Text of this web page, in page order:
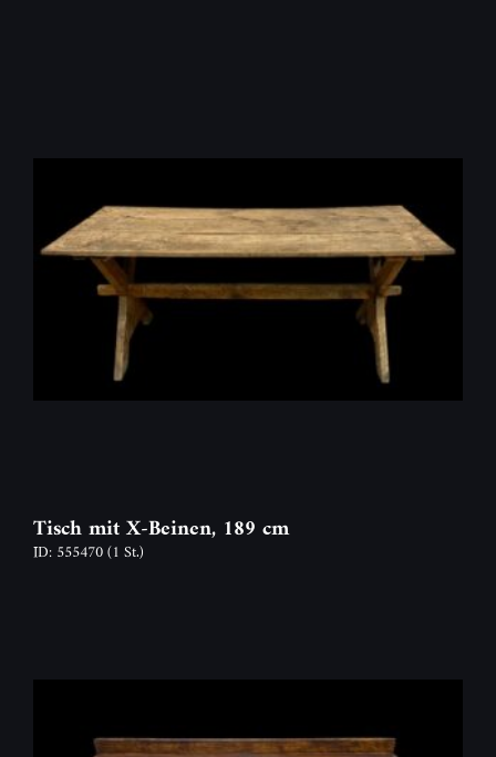
Tisch mit X-Beinen, 189 cm
ID: 555470(1 St.)